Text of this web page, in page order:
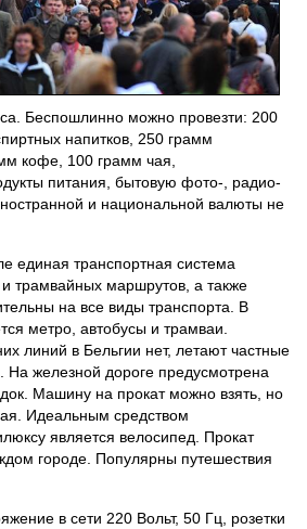
Беспошлинно можно провезти: 200
напитков, 250 грамм
кофе, 100 грамм чая,
питания, бытовую фото-, радио-
и национальной валюты не
единая транспортная система
и трамвайных маршрутов, а также
на все виды транспорта. В
метро, автобусы и трамваи.
линий в Бельгии нет, летают частные
На железной дороге предусмотрена
Машину на прокат можно взять, но
Идеальным средством
является велосипед. Прокат
городе. Популярны путешествия
в сети 220 Вольт, 50 Гц, розетки